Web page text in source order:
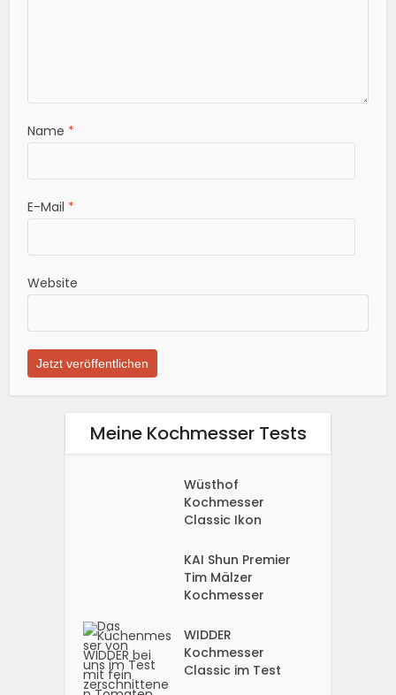
Name *
E-Mail *
Website
Meine Kochmesser Tests
Wüsthof
Kochmesser
Classic Ikon
KAI Shun Premier
Tim Mälzer
Kochmesser
WIDDER
Kochmesser
Classic im Test